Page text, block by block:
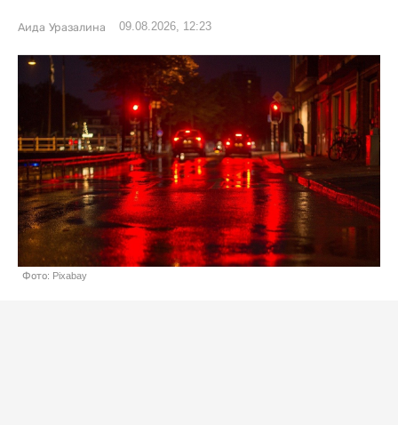
Аида Уразалина 09.08.2026, 12:23
Фото: Pixabay